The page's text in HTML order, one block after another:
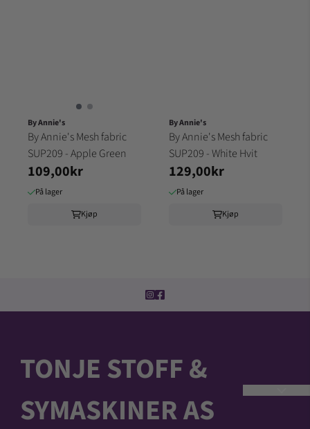
By Annie's
By Annie's Mesh fabric
SUP209 - Apple Green
109,00kr
På lager
Kjøp
By Annie's
By Annie's Mesh fabric
SUP209 - White Hvit
129,00kr
På lager
Kjøp
TONJE STOFF &
SYMASKINER AS